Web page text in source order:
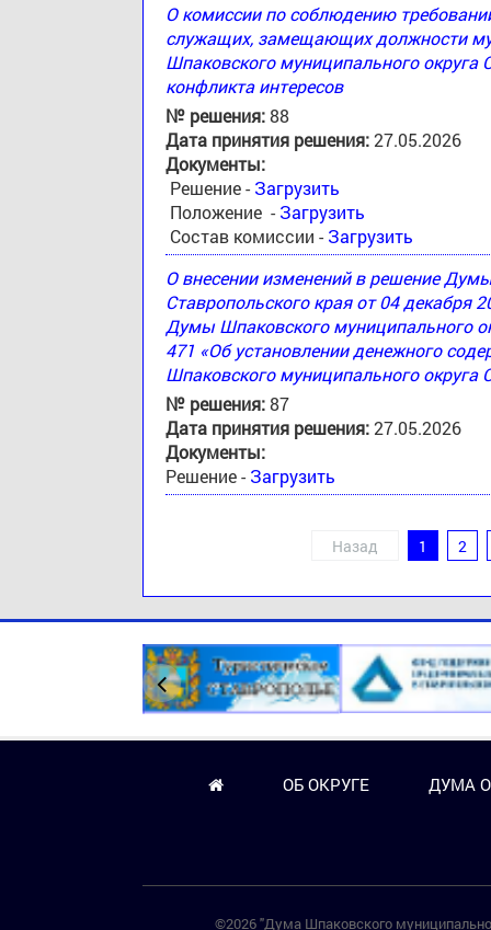
О комиссии по соблюдению
служащих, замещающих должности
Шпаковского муниципального округа
конфликта интересов
№ решения:88
Дата принятия решения:27.05.2026
Документы:
Решение - Загрузить
Положение - Загрузить
Состав комиссии - Загрузить
О внесении изменений в решение
Ставропольского края от 04 декабря
Думы Шпаковского муниципального
471 «Об установлении денежного
Шпаковского муниципального округа
№ решения:87
Дата принятия решения:27.05.2026
Документы:
Решение - Загрузить
Назад 1 2
ОБ ОКРУГЕ ДУМА
©2026 "Дума Шпаковского